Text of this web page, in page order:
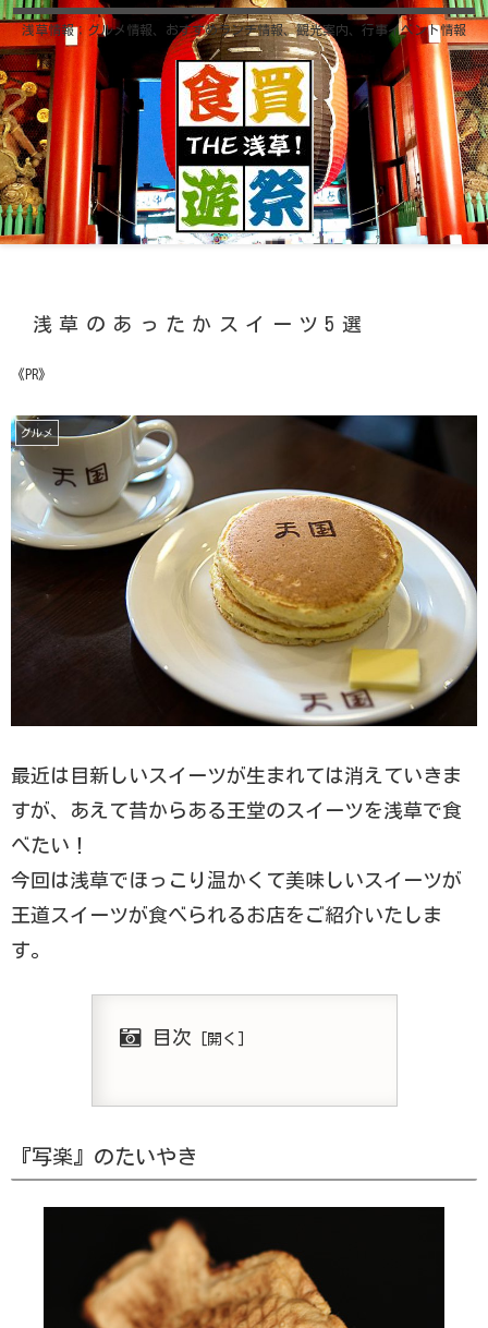
浅草情報；グルメ情報、おすすめランチ情報、観光案内、行事イベント情報
浅草のあったかスイーツ5選
《PR》
グルメ
最近は目新しいスイーツが生まれては消えていきま
すが、あえて昔からある王堂のスイーツを浅草で食
べたい！
今回は浅草でほっこり温かくて美味しいスイーツが
王道スイーツが食べられるお店をご紹介いたしま
す。
目次
『写楽』のたいやき